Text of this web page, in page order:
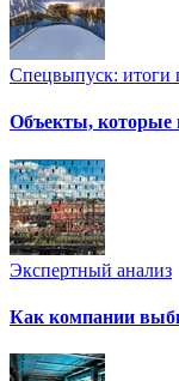
Спецвыпуск: итоги
Объекты, которые
Экспертный анализ
Как компании